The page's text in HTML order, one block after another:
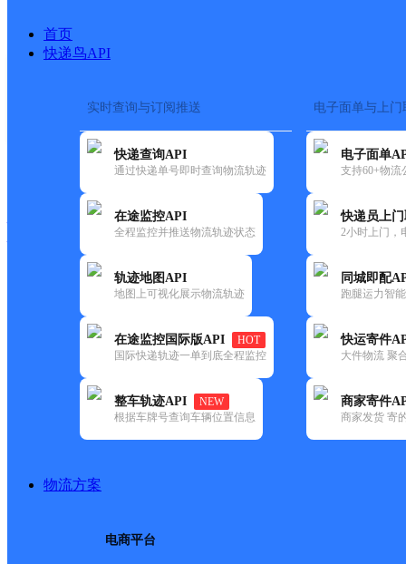
首页
快递鸟API
实时查询与订阅推送
快递查询API
通过快递单号即时查询物流轨迹
在途监控API
全程监控并推送物流轨迹状态
轨迹地图API
地图上可视化展示物流轨迹
在途监控国际版API
HOT
国际快递轨迹一单到底全程监控
整车轨迹API
NEW
根据车牌号查询车辆位置信息
电子面单与上门
电子面单
支持60+物流
快递员上
2小时上门，
同城即配
跑腿运力智
快运寄件
大件物流 聚
商家寄件
商家发货 寄
物流方案
电商平台
快运大全 快递时效
邮政
应村邮政所
更新时间：2021-12-03 00:00:00
所属快递：邮政国内
所属区域：浙江省-丽水市-遂昌县
网点地址：浙江丽水遂昌应村乡应村村
网点负责人：